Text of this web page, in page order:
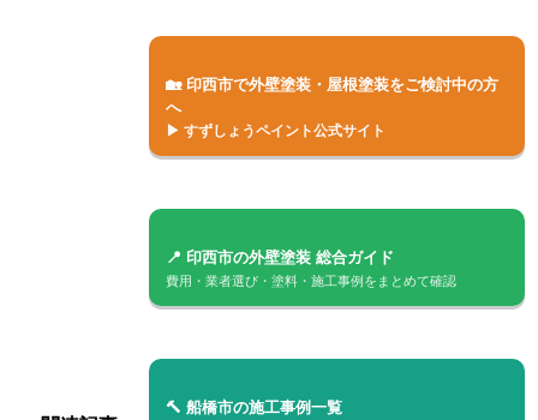
🏡 印西市で外壁塗装・屋根塗装をご検討中の方
へ
▶ すずしょうペイント公式サイト
📍 印西市の外壁塗装 総合ガイド
費用・業者選び・塗料・施工事例をまとめて確認
🔨 船橋市の施工事例一覧